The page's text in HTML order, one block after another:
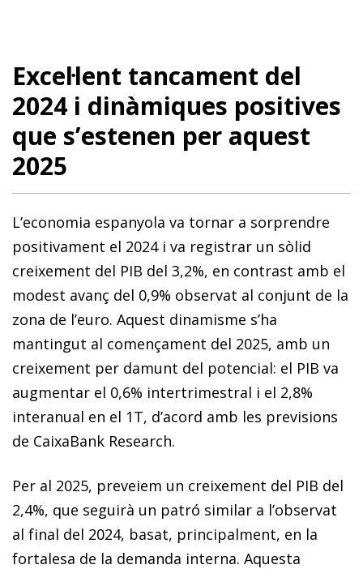
Excel·lent tancament del
2024 i dinàmiques positives
que s’estenen per aquest
2025
L’economia espanyola va tornar a sorprendre
positivament el 2024 i va registrar un sòlid
creixement del PIB del 3,2%, en contrast amb el
modest avanç del 0,9% observat al conjunt de la
zona de l’euro. Aquest dinamisme s’ha
mantingut al començament del 2025, amb un
creixement per damunt del potencial: el PIB va
augmentar el 0,6% intertrimestral i el 2,8%
interanual en el 1T, d’acord amb les previsions
de CaixaBank Research.
Per al 2025, preveiem un creixement del PIB del
2,4%, que seguirà un patró similar a l’observat
al final del 2024, basat, principalment, en la
fortalesa de la demanda interna. Aquesta